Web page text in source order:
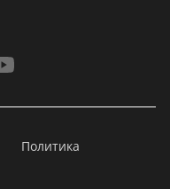
Политика